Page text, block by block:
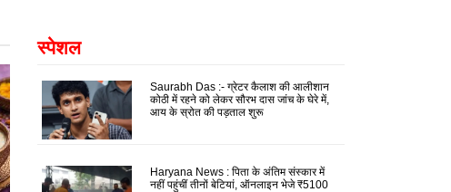
स्पेशल
Saurabh Das :- ग्रेटर कैलाश की आलीशान
कोठी में रहने को लेकर सौरभ दास जांच के घेरे में,
आय के स्रोत की पड़ताल शुरू
Haryana News : पिता के अंतिम संस्कार में
नहीं पहुंचीं तीनों बेटियां, ऑनलाइन भेजे ₹5100